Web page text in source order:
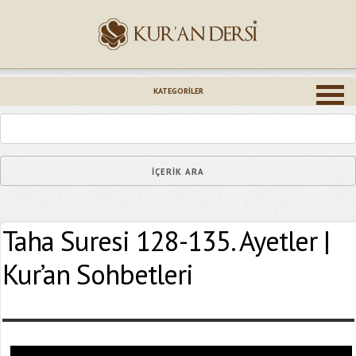
KATEGORILER
Taha Suresi 128-135. Ayetler |
Kur’an Sohbetleri
Epostanız (*)
Yaşadığınız Hatanın Ayrıntıları